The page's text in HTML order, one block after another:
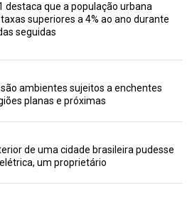
destaca que a população urbana
superiores a 4% ao ano durante
seguidas
ambientes sujeitos a enchentes
planas e próximas
de uma cidade brasileira pudesse
um proprietário